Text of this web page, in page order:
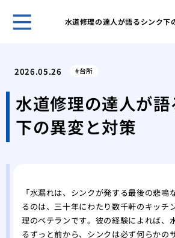
水道修理の達人が語るシンク下
2026.05.26 台所
水道修理の達人が語
下の異変と対策
「水漏れは、シンクが発する最後の悲鳴
るのは、三十年にわたり数千軒のキッチ
理のベテランです。彼の経験によれば、
るずっと前から、シンクは必ず何らかの